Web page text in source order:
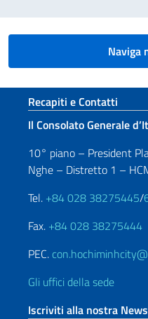
Naviga
Sezione footer
Recapiti e Contatti
Il Consolato Generale
10° piano – President
Nghe – Distretto 1 –
Tel. +84 028 38275445/
Fax. +84 028 38275444
PEC.
Gli uffici della sede
Iscriviti alla nostra